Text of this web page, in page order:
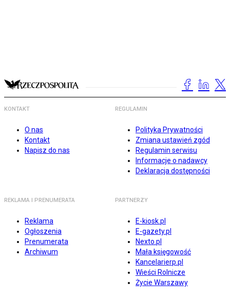
KONTAKT
O nas
Kontakt
Napisz do nas
REGULAMIN
Polityka Prywatności
Zmiana ustawień zgód
Regulamin serwisu
Informacje o nadawcy
Deklaracja dostępności
REKLAMA I PRENUMERATA
Reklama
Ogłoszenia
Prenumerata
Archiwum
PARTNERZY
E-kiosk.pl
E-gazety.pl
Nexto.pl
Mała księgowość
Kancelarierp.pl
Wieści Rolnicze
Życie Warszawy